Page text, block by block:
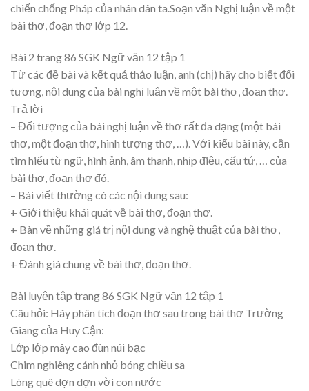
chiến chống Pháp của nhân dân ta.Soạn văn Nghị luận về một
bài thơ, đoạn thơ lớp 12.
Bài 2 trang 86 SGK Ngữ văn 12 tập 1
Từ các đề bài và kết quả thảo luận, anh (chị) hãy cho biết đối
tượng, nội dung của bài nghị luận về một bài thơ, đoạn thơ.
Trả lời
– Đối tượng của bài nghị luận về thơ rất đa dạng (một bài
thơ, một đoạn thơ, hình tượng thơ, …). Với kiểu bài này, cần
tìm hiểu từ ngữ, hình ảnh, âm thanh, nhịp điệu, cấu tứ, … của
bài thơ, đoạn thơ đó.
– Bài viết thường có các nội dung sau:
+ Giới thiệu khái quát về bài thơ, đoạn thơ.
+ Bàn về những giá trị nội dung và nghệ thuật của bài thơ,
đoạn thơ.
+ Đánh giá chung về bài thơ, đoạn thơ.
Bài luyện tập trang 86 SGK Ngữ văn 12 tập 1
Câu hỏi: Hãy phân tích đoạn thơ sau trong bài thơ Trường
Giang của Huy Cận:
Lớp lớp mây cao đùn núi bạc
Chim nghiêng cánh nhỏ bóng chiều sa
Lòng quê dợn dợn vời con nước